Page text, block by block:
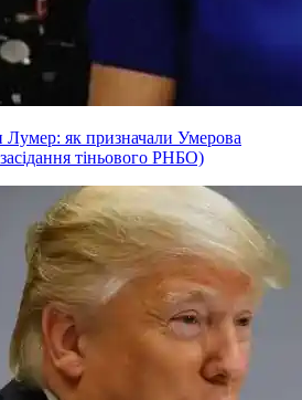
як призначали Умерова
тіньового РНБО)